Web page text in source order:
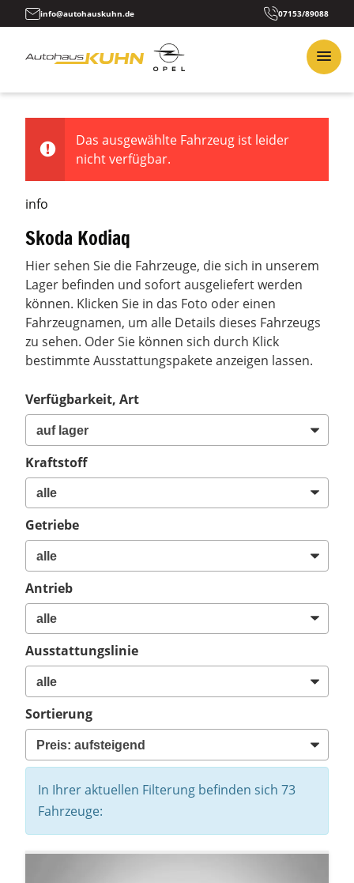
info@autohauskuhn.de 07153/89088
Das ausgewählte Fahrzeug ist leider
nicht verfügbar.
info
Skoda Kodiaq
Hier sehen Sie die Fahrzeuge, die sich in unserem
Lager befinden und sofort ausgeliefert werden
können. Klicken Sie in das Foto oder einen
Fahrzeugnamen, um alle Details dieses Fahrzeugs
zu sehen. Oder Sie können sich durch Klick
bestimmte Ausstattungspakete anzeigen lassen.
Verfügbarkeit, Art
Kraftstoff
Getriebe
Antrieb
Ausstattungslinie
Sortierung
In Ihrer aktuellen Filterung befinden sich 73
Fahrzeuge: